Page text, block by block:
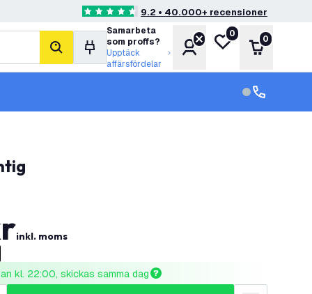
4.6 stjärnbetyg9.2 • 40.000+ recensioner
sök
Samarbeta
som proffs?
Upptäck
affärsfördelar
KontoMin önskelista
0
Varukorg
0
kundservice
kundservice
inkl. moms
kl. 22:00, skickas samma dag